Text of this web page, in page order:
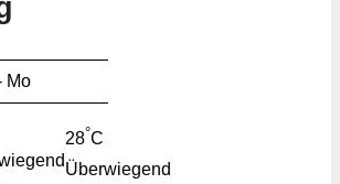
Mo
28°C
Überwiegend